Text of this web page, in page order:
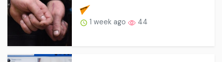
1 week ago 44